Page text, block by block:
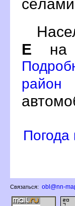
Е на
Погода
Связаться: obl@nn-